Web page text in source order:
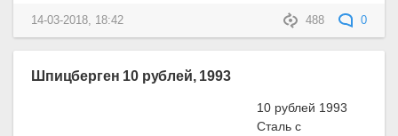
488 0
14-03-2018, 18:42
Шпицберген 10 рублей, 1993
10 рублей 1993
Сталь с